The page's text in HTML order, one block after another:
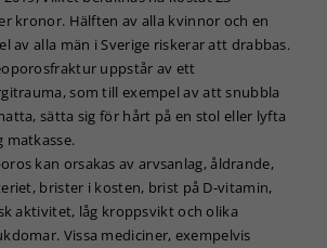
kronor. Hälften av alla kvinnor och en
av alla män i Sverige riskerar att drabbas.
uppstår av ett
som till exempel av att snubbla
sätta sig för hårt på en stol eller lyfta
matkasse.
kan orsakas av arvsanlag, åldrande,
brister i kosten, brist på D-vitamin,
aktivitet, låg kroppsvikt och olika
Vissa mediciner, exempelvis